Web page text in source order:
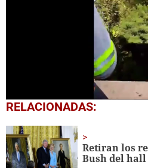
0
seconds
23
seconds
RELACIONADAS:
Retiran los
Bush del hall